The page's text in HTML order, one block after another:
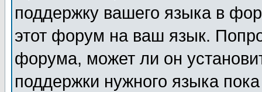
поддержку вашего языка в
этот форум на ваш язык.
форума, может ли он
поддержки нужного языка